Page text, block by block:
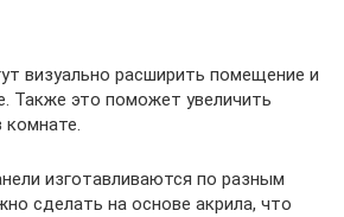
визуально расширить помещение и
Также это поможет увеличить
комнате.
изготавливаются по разным
сделать на основе акрила, что